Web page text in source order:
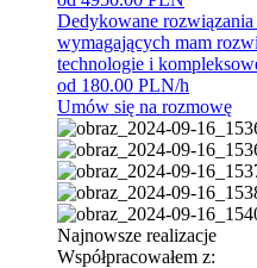
Dedykowane
wymagających mam
technologie i
od 180.00 PLN/h
Umów się na rozmowę
Najnowsze realizacje
Współpracowałem z: